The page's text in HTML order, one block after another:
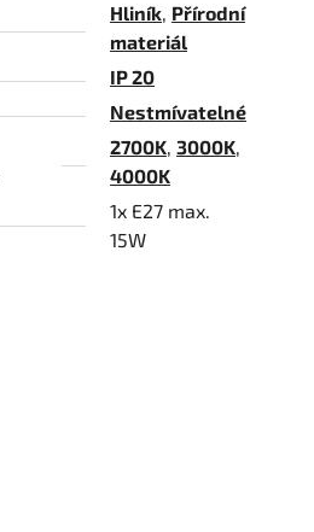
Hliník, Přírodní
materiál
IP 20
Nestmívatelné
2700K,3000K,
4000K
1x E27 max.
15W